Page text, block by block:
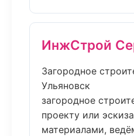
ИнжСтрой
Загородное
Ульяновск
загородное
проекту или
материалами,